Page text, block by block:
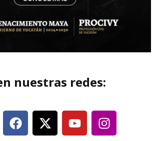
nuestras redes: